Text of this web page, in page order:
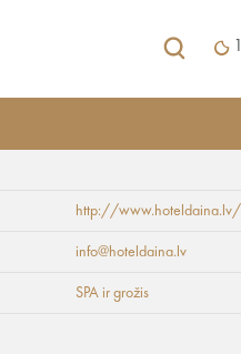
http://www.hoteldaina.lv/
info@hoteldaina.lv
SPA ir grožis